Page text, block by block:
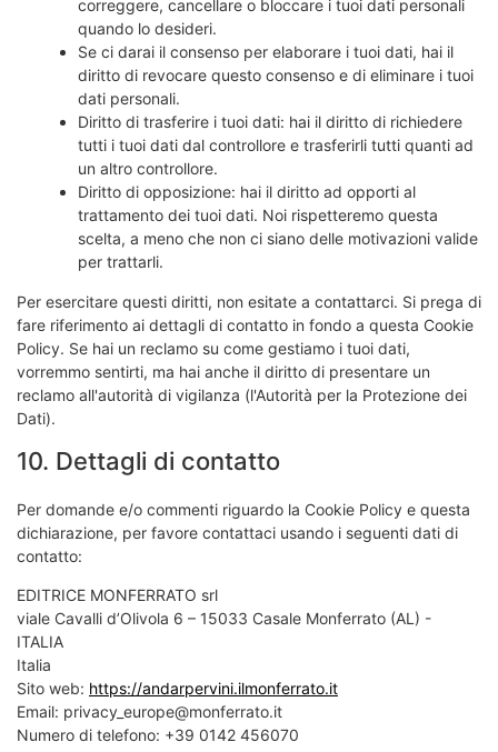
correggere, cancellare o bloccare i tuoi dati personali
quando lo desideri.
Se ci darai il consenso per elaborare i tuoi dati, hai il
diritto di revocare questo consenso e di eliminare i tuoi
dati personali.
Diritto di trasferire i tuoi dati: hai il diritto di richiedere
tutti i tuoi dati dal controllore e trasferirli tutti quanti ad
un altro controllore.
Diritto di opposizione: hai il diritto ad opporti al
trattamento dei tuoi dati. Noi rispetteremo questa
scelta, a meno che non ci siano delle motivazioni valide
per trattarli.
Per esercitare questi diritti, non esitate a contattarci. Si prega di
fare riferimento ai dettagli di contatto in fondo a questa Cookie
Policy. Se hai un reclamo su come gestiamo i tuoi dati,
vorremmo sentirti, ma hai anche il diritto di presentare un
reclamo all'autorità di vigilanza (l'Autorità per la Protezione dei
Dati).
10. Dettagli di contatto
Per domande e/o commenti riguardo la Cookie Policy e questa
dichiarazione, per favore contattaci usando i seguenti dati di
contatto:
EDITRICE MONFERRATO srl
viale Cavalli d’Olivola 6 – 15033 Casale Monferrato (AL) -
ITALIA
Italia
Sito web: https://andarpervini.ilmonferrato.it
Email: privacy_europe@monferrato.it
Numero di telefono: +39 0142 456070